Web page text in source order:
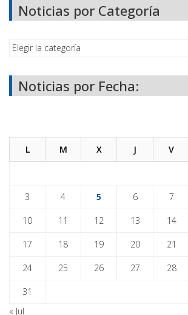
Noticias por Categoría
Noticias por Fecha:
L M X J V
3 4 5 6 7
10 11 12 13 14
17 18 19 20 21
24 25 26 27 28
31
« Jul